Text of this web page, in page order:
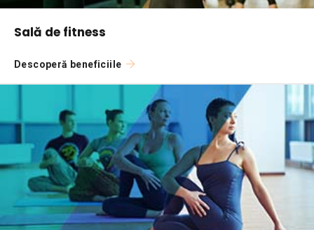
Sală de fitness
Descoperă beneficiile